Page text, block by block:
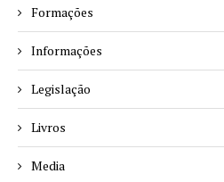
Formações
Informações
Legislação
Livros
Media